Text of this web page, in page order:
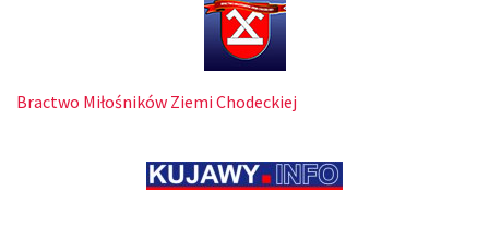
Bractwo Miłośników Ziemi Chodeckiej